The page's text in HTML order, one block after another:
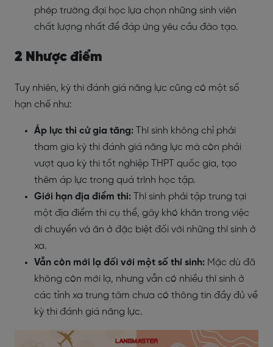
phép trường đại học lựa chọn những sinh viên
chất lượng nhất để đáp ứng yêu cầu đào tạo.
2 Nhược điểm
Tuy nhiên, kỳ thi đánh giá năng lực cũng có một số
hạn chế như:
Áp lực thi cử gia tăng: Thí sinh không chỉ phải
tham gia kỳ thi đánh giá năng lực mà còn phải
vượt qua kỳ thi tốt nghiệp THPT quốc gia, tạo
thêm áp lực trong quá trình học tập.
Giới hạn địa điểm thi:
Thí sinh phải tập trung tại
một địa điểm thi cụ thể, gây khó khăn trong việc
di chuyển và ăn ở đặc biệt đối với những thí sinh ở
xa.
Vẫn còn mới lạ đối với một số thí sinh: Mặc dù đã
không còn mới lạ, nhưng vẫn có nhiều thí sinh ở
các tỉnh xa trung tâm chưa có thông tin đầy đủ về
kỳ thi đánh giá năng lực.